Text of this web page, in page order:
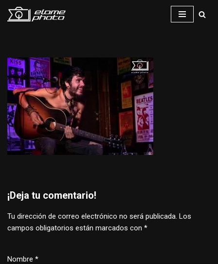
¡Deja tu comentario!
Tu dirección de correo electrónico no será publicada. Los
campos obligatorios están marcados con *
Nombre *